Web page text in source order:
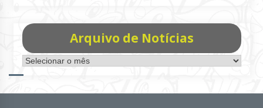
Arquivo de Notícias
Arquivo
de